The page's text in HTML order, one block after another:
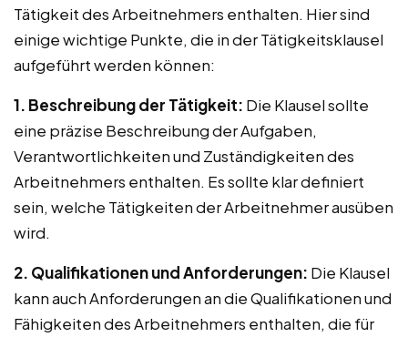
Tätigkeit des Arbeitnehmers enthalten. Hier sind
einige wichtige Punkte, die in der Tätigkeitsklausel
aufgeführt werden können:
1. Beschreibung der Tätigkeit: Die Klausel sollte
eine präzise Beschreibung der Aufgaben,
Verantwortlichkeiten und Zuständigkeiten des
Arbeitnehmers enthalten. Es sollte klar definiert
sein, welche Tätigkeiten der Arbeitnehmer ausüben
wird.
2. Qualifikationen und Anforderungen: Die Klausel
kann auch Anforderungen an die Qualifikationen und
Fähigkeiten des Arbeitnehmers enthalten, die für